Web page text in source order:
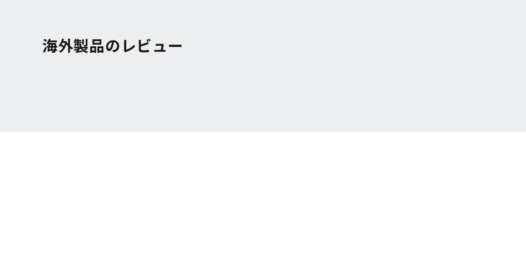
海外製品のレビュー